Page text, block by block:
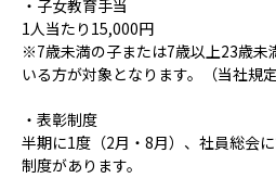
・子女教育手当
1人当たり15,000円
※7歳未満の子または7歳以上23歳未
いる方が対象となります。（当社規定
・表彰制度
半期に1度（2月・8月）、社員総会
制度があります。